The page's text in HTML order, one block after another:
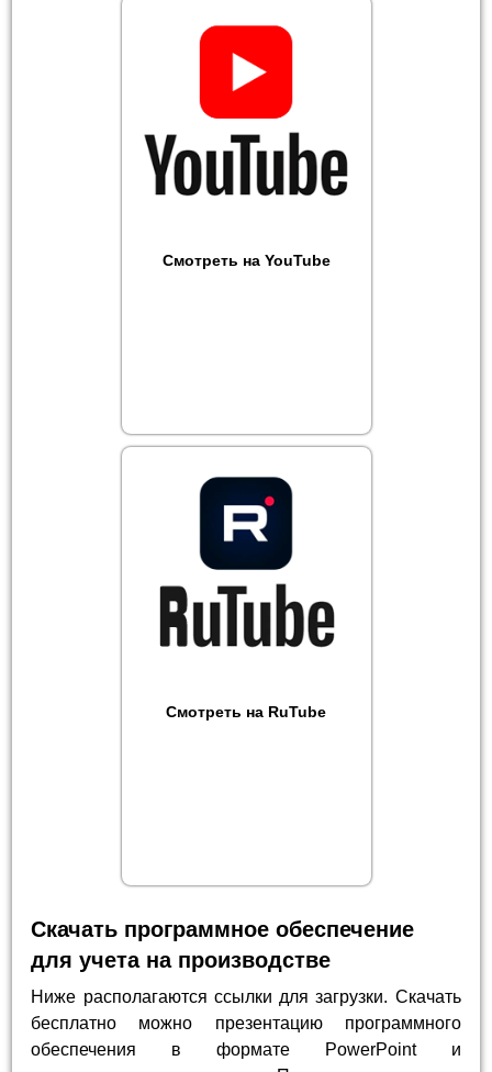
Смотреть на YouTube
Смотреть на RuTube
Скачать программное обеспечение
для учета на производстве
Ниже располагаются ссылки для загрузки. Скачать
бесплатно можно презентацию программного
обеспечения в формате PowerPoint и